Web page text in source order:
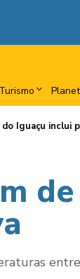
Turismo
Iguaçu inclui